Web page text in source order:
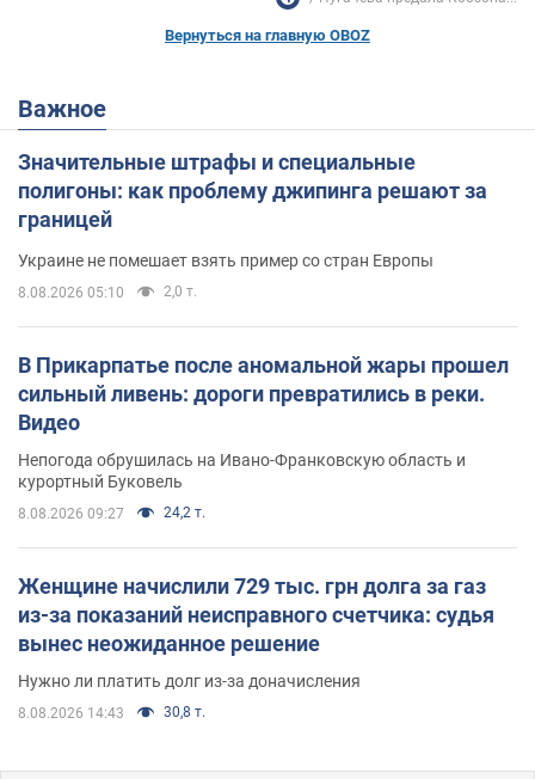
Вернуться на главную OBOZ
Важное
Значительные штрафы и специальные
полигоны: как проблему джипинга решают за
границей
Украине не помешает взять пример со стран Европы
8.08.2026 05:10 2,0 т.
В Прикарпатье после аномальной жары прошел
сильный ливень: дороги превратились в реки.
Видео
Непогода обрушилась на Ивано-Франковскую область и
курортный Буковель
8.08.2026 09:27 24,2 т.
Женщине начислили 729 тыс. грн долга за газ
из-за показаний неисправного счетчика: судья
вынес неожиданное решение
Нужно ли платить долг из-за доначисления
8.08.2026 14:43 30,8 т.